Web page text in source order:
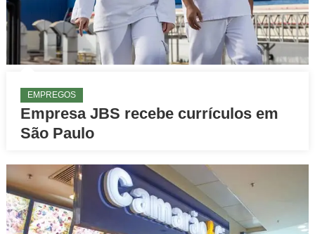
EMPREGOS
Empresa JBS recebe currículos em
São Paulo